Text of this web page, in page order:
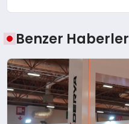
Benzer Haberler